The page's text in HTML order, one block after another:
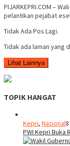
PIJARKEPRI.COM –
pelantikan pejabat
Tidak Ada Pos Lagi.
Tidak ada laman yang
Lihat Lainnya
TOPIK HANGAT
Kepri, Nasional
PWI Kepri Buka